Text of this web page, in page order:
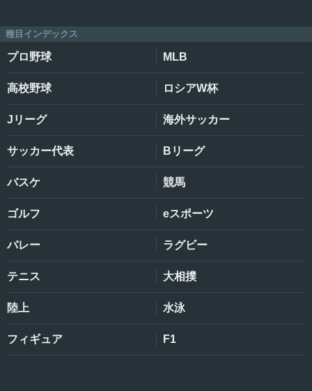
種目インデックス
プロ野球 MLB
高校野球 ロシアW杯
Jリーグ 海外サッカー
サッカー代表 Bリーグ
バスケ 競馬
ゴルフ eスポーツ
バレー ラグビー
テニス 大相撲
陸上 水泳
フィギュア F1